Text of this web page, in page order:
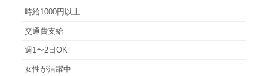
時給1000円以上
交通費支給
週1〜2日OK
女性が活躍中